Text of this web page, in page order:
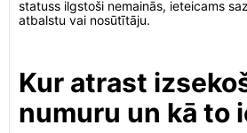
statuss ilgstoši nemainās, ieteicams
atbalstu vai nosūtītāju.
Kur atrast
numuru un kā to